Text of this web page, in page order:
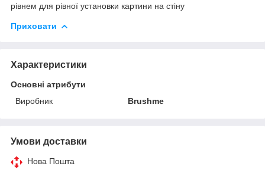
рівнем для рівної установки картини на стіну
Приховати
Характеристики
Основні атрибути
Виробник
Brushme
Умови доставки
Нова Пошта